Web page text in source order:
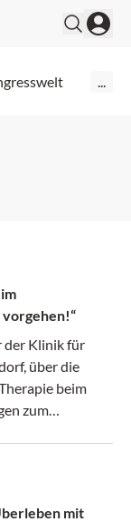
der Klinik für
über die
beim
zum
mit